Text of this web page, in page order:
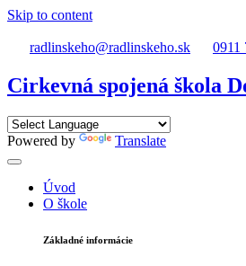
Skip to content
radlinskeho@radlinskeho.sk 0911
Cirkevná spojená škola
Powered by Translate
Úvod
O škole
Základné informácie